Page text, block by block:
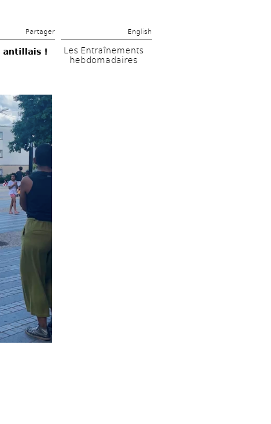
Partager English
antillais !
Les Entraînements
hebdomadaires